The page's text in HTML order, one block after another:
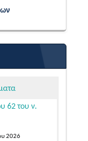
Εκπαίδευση, σε
της
62 του ν.
2026
της
(ΦΕΚ 39/τ.
ΑΔΑ: